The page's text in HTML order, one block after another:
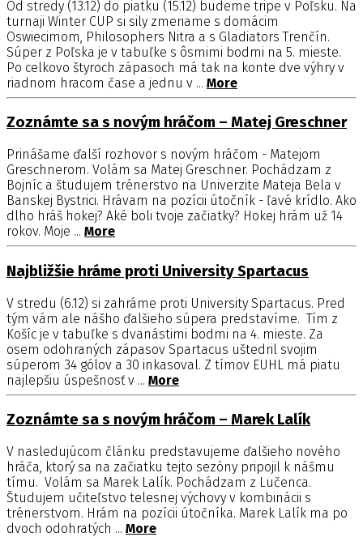
Od stredy (13.12) do piatku (15.12) budeme tripe v Poľsku. Na
turnaji Winter CUP si sily zmeriame s domácim
Oswiecimom, Philosophers Nitra a s Gladiators Trenčín.
Súper z Poľska je v tabuľke s ôsmimi bodmi na 5. mieste.
Po celkovo štyroch zápasoch má tak na konte dve výhry v
riadnom hracom čase a jednu v ... More
Zoznámte sa s novým hráčom – Matej Greschner
Prinášame ďalší rozhovor s novým hráčom - Matejom
Greschnerom. Volám sa Matej Greschner. Pochádzam z
Bojníc a študujem trénerstvo na Univerzite Mateja Bela v
Banskej Bystrici. Hrávam na pozícii útočník - ľavé krídlo. Ako
dlho hráš hokej? Aké boli tvoje začiatky? Hokej hrám už 14
rokov. Moje ... More
Najbližšie hráme proti University Spartacus
V stredu (6.12) si zahráme proti University Spartacus. Pred
tým vám ale nášho ďalšieho súpera predstavíme. Tím z
Košíc je v tabuľke s dvanástimi bodmi na 4. mieste. Za
osem odohraných zápasov Spartacus uštedril svojim
súperom 34 gólov a 30 inkasoval. Z tímov EUHL má piatu
najlepšiu úspešnosť v ... More
Zoznámte sa s novým hráčom – Marek Lalík
V nasledujúcom článku predstavujeme ďalšieho nového
hráča, ktorý sa na začiatku tejto sezóny pripojil k nášmu
tímu. Volám sa Marek Lalík. Pochádzam z Lučenca.
Študujem učiteľstvo telesnej výchovy v kombinácii s
trénerstvom. Hrám na pozícii útočníka. Marek Lalík ma po
dvoch odohratých ... More